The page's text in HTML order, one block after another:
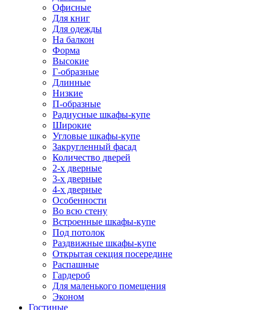
Офисные
Для книг
Для одежды
На балкон
Форма
Высокие
Г-образные
Длинные
Низкие
П-образные
Радиусные шкафы-купе
Широкие
Угловые шкафы-купе
Закругленный фасад
Количество дверей
2-х дверные
3-х дверные
4-х дверные
Особенности
Во всю стену
Встроенные шкафы-купе
Под потолок
Раздвижные шкафы-купе
Открытая секция посередине
Распашные
Гардероб
Для маленького помещения
Эконом
Гостиные